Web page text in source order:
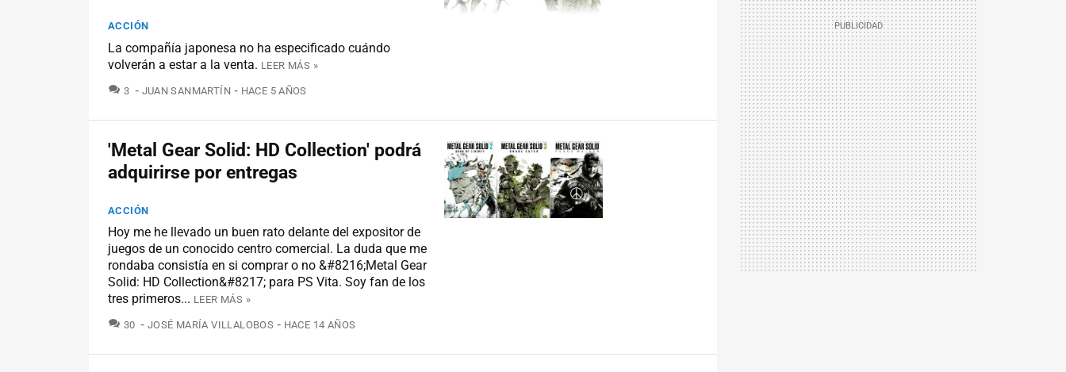
ACCIÓN
La compañía japonesa no ha especificado cuándo
volverán a estar a la venta. LEER MÁS »
3 COMENTARIOS
JUAN SANMARTÍN HACE 5 AÑOS
'Metal Gear Solid: HD Collection' podrá
adquirirse por entregas
ACCIÓN
Hoy me he llevado un buen rato delante del expositor de
juegos de un conocido centro comercial. La duda que me
rondaba consistía en si comprar o no &#8216;Metal Gear
Solid: HD Collection&#8217; para PS Vita. Soy fan de los
tres primeros... LEER MÁS »
30 COMENTARIOS
JOSÉ MARÍA VILLALOBOS HACE 14 AÑOS